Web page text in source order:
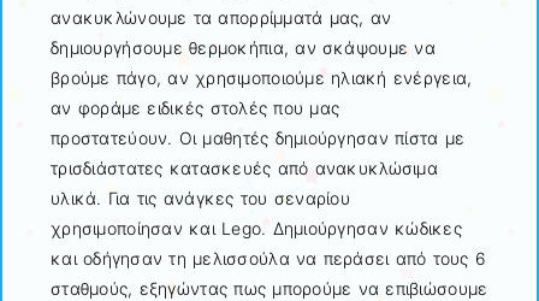
ανακυκλώνουμε τα απορρίμματά μας, αν
δημιουργήσουμε θερμοκήπια, αν σκάψουμε να
βρούμε πάγο, αν χρησιμοποιούμε ηλιακή ενέργεια,
αν φοράμε ειδικές στολές που μας
προστατεύουν. Οι μαθητές δημιούργησαν πίστα με
τρισδιάστατες κατασκευές από ανακυκλώσιμα
υλικά. Για τις ανάγκες του σεναρίου
χρησιμοποίησαν και Lego. Δημιούργησαν κώδικες
και οδήγησαν τη μελισσούλα να περάσει από τους 6
σταθμούς, εξηγώντας πως μπορούμε να επιβιώσουμε